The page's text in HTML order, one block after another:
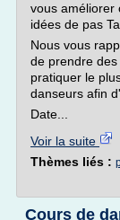
vous améliorer
idées de pas
Nous vous
de prendre
pratiquer le
danseurs afin
Date...
Voir la suite
Thèmes liés :
Cours de